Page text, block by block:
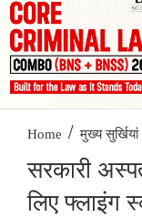
Home / मुख्य सुर्खियां
सरकारी
लिए फ्लाइंग